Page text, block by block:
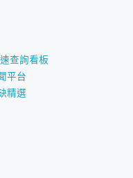
查詢看板
平台
精選